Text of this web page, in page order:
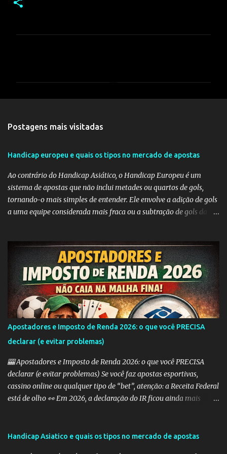
o
s
Postagens mais visitadas
Handicap europeu e quais os tipos no mercado de apostas
Ao contrário do Handicap Asiático, o Handicap Europeu é um
sistema de apostas que não inclui metades ou quartos de gols,
tornando-o mais simples de entender. Ele envolve a adição de gols
a uma equipe considerada mais fraca ou a subtração de gols da
tornando-os mais atraentes para os apostadores. Aqui estão
alguns dos tipos mais comuns de Handicap Europeu no mercado
de apostas: Handicap Europeu +1: Nesta aposta, uma equipe é
considerada com uma vantagem de 1 gol antes mesmo do início do
jogo. Isso significa que, se a equipe perder por um gol de diferença,
a aposta é vencedora. Se houver um empate ou se a equipe ganhar,
a aposta também é vencedora. Handicap Europeu +2: Semelhante
ao exemplo anterior, aqui a equipe recebe uma vantagem de 2
gols. Isso significa que a aposta é vencedora se a equipe perder por
uma diferença de até 2 gols. Se a equipe perder por 3 ou m...
Apostadores e Imposto de Renda 2026: o que você PRECISA
declarar (e evitar problemas)
🎰 Apostadores e Imposto de Renda 2026: o que você PRECISA
declarar (e evitar problemas) Se você faz apostas esportivas,
cassino online ou qualquer tipo de “bet”, atenção: a Receita Federal
está de olho 👀 Em 2026, a declaração do IR ficou ainda mais
Qualquer ganho com apostas deve ser informado como: 👉
Handicap Asiatico e quais os tipos no mercado de apostas